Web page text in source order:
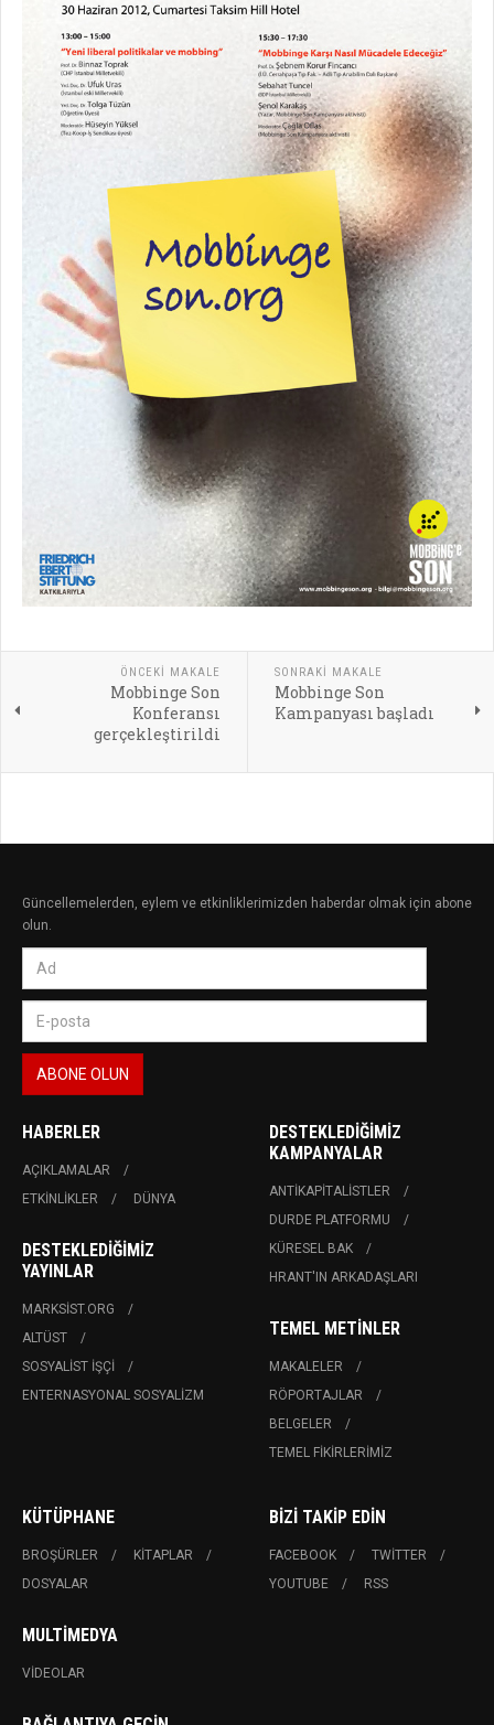
ÖNCEKI MAKALE
Mobbinge Son
Konferansı
gerçekleştirildi
SONRAKI MAKALE
Mobbinge Son
Kampanyası başladı
Güncellemelerden, eylem ve etkinliklerimizden haberdar olmak için abone
olun.
HABERLER
AÇIKLAMALAR
ETKINLIKLER
DÜNYA
DESTEKLEDIĞIMIZ
YAYINLAR
MARKSIST.ORG
ALTÜST
SOSYALIST İŞÇI
ENTERNASYONAL SOSYALIZM
DESTEKLEDIĞIMIZ
KAMPANYALAR
ANTIKAPITALISTLER
DURDE PLATFORMU
KÜRESEL BAK
HRANT'IN ARKADAŞLARI
TEMEL METINLER
MAKALELER
RÖPORTAJLAR
BELGELER
TEMEL FIKIRLERIMIZ
KÜTÜPHANE
BROŞÜRLER
KITAPLAR
DOSYALAR
MULTIMEDYA
VIDEOLAR
BIZI TAKIP EDIN
FACEBOOK
TWITTER
YOUTUBE
RSS